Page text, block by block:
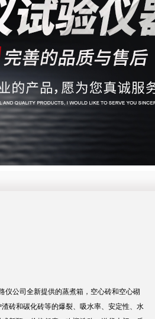
QQ
仪公司全新提供的蒸煮箱，空心砖和空心砌
砖和碳化砖等的爆裂、吸水率、安定性、水